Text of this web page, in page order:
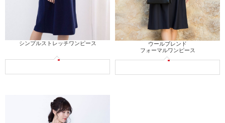
シンプルストレッチワンピース
ウールブレンド
フォーマルワンピース